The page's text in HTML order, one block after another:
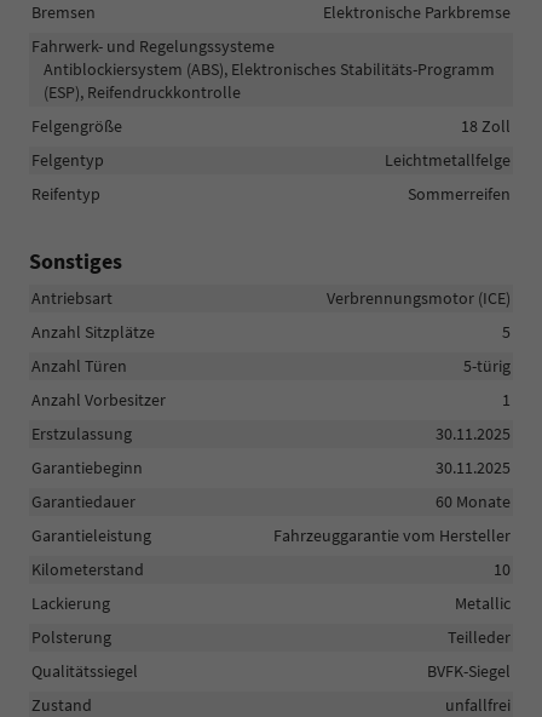
Bremsen
Elektronische Parkbremse
Fahrwerk- und Regelungssysteme
Antiblockiersystem (ABS), Elektronisches Stabilitäts-Programm
(ESP), Reifendruckkontrolle
Felgengröße
18 Zoll
Felgentyp
Leichtmetallfelge
Reifentyp
Sommerreifen
Sonstiges
Antriebsart
Verbrennungsmotor (ICE)
Anzahl Sitzplätze
5
Anzahl Türen
5-türig
Anzahl Vorbesitzer
1
Erstzulassung
30.11.2025
Garantiebeginn
30.11.2025
Garantiedauer
60 Monate
Garantieleistung
Fahrzeuggarantie vom Hersteller
Kilometerstand
10
Lackierung
Metallic
Polsterung
Teilleder
Qualitätssiegel
BVFK-Siegel
Zustand
unfallfrei